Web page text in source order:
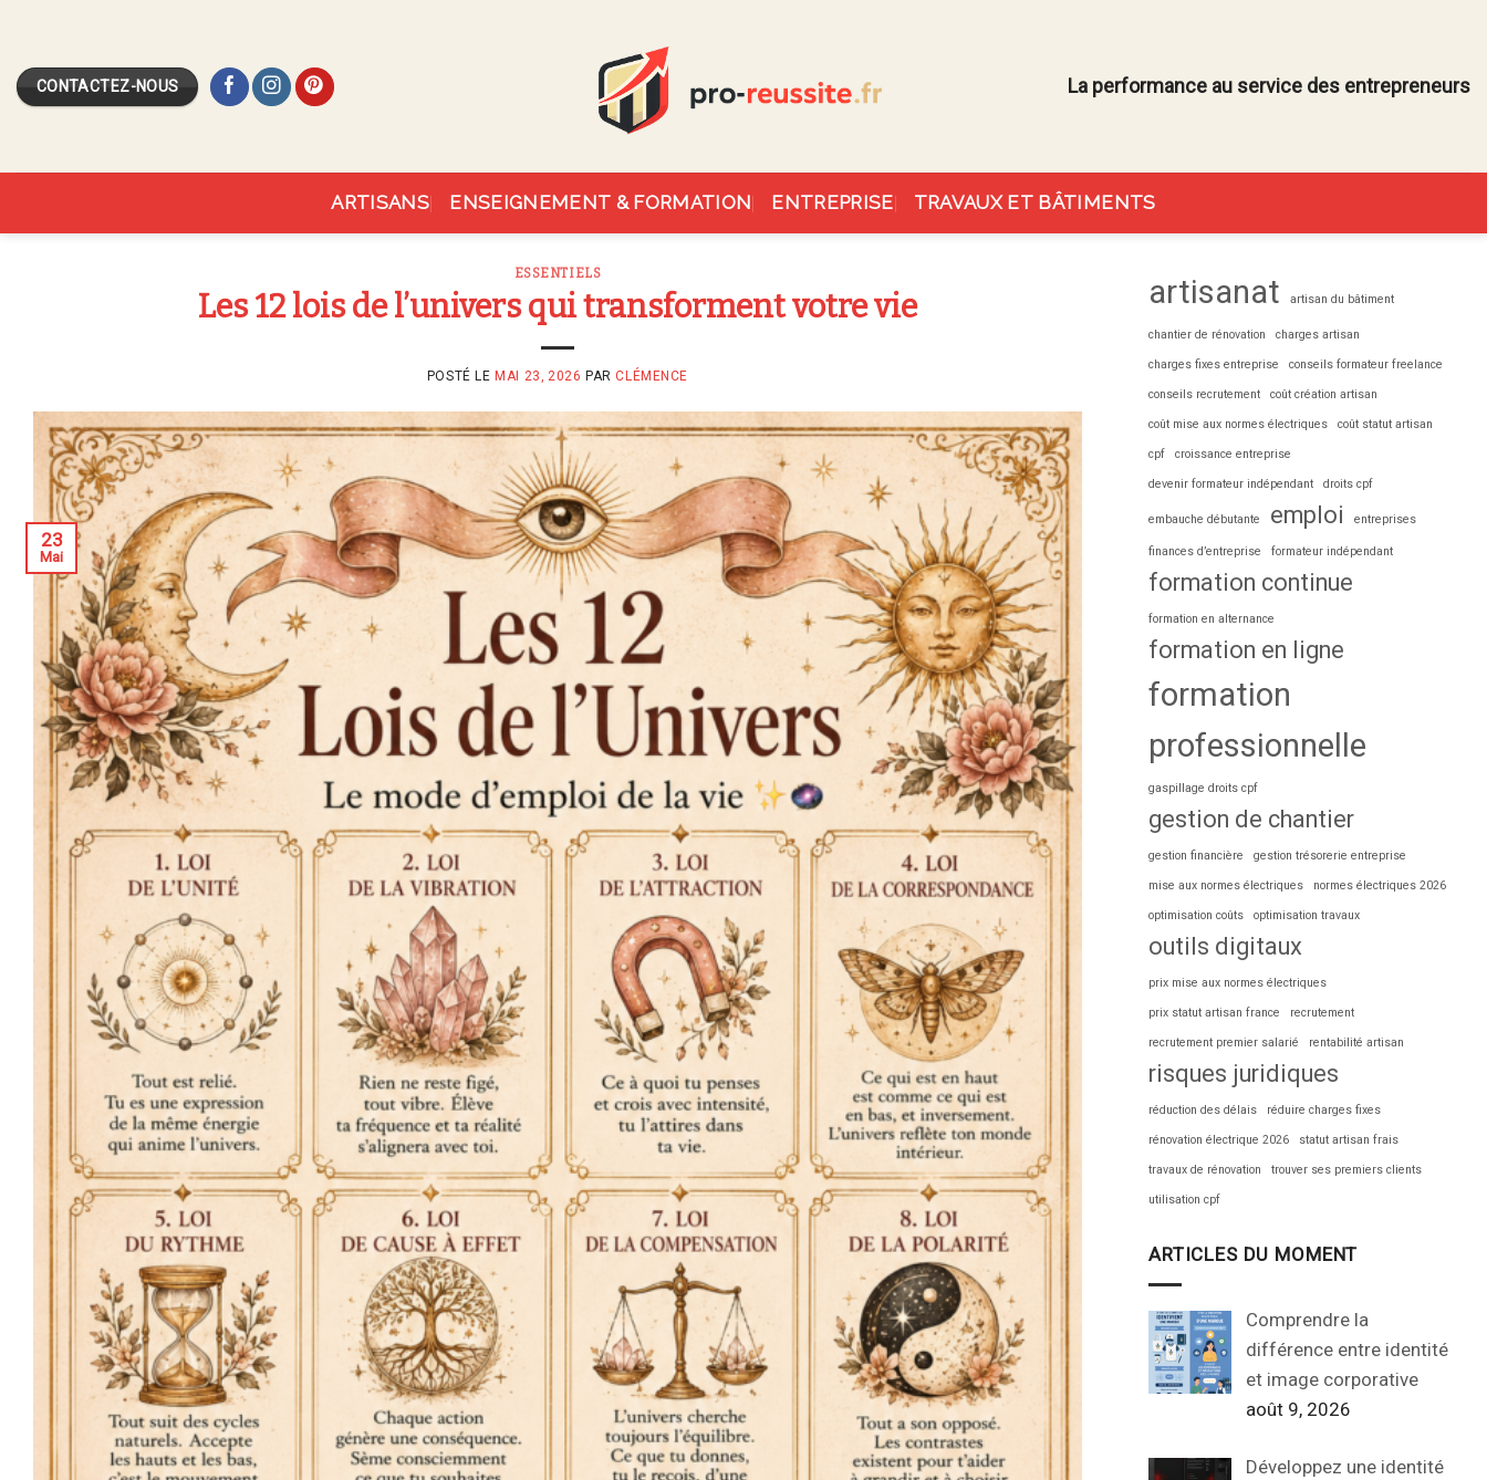
content
CONTACTEZ-NOUS La performance au service des entrepreneurs
ARTISANS ENSEIGNEMENT & FORMATION ENTREPRISE TRAVAUX ET BÂTIMENTS
ESSENTIELS
Les 12 lois de l’univers qui transforment votre vie
POSTÉ LEMAI 23, 2026 PARCLÉMENCE
23
Mai
artisanat artisan du bâtiment
chantier de rénovation charges artisan
charges fixes entreprise conseils formateur freelance
conseils recrutement coût création artisan
coût mise aux normes électriques coût statut artisan
cpf croissance entreprise
devenir formateur indépendant droits cpf
embauche débutante emploi entreprises
finances d’entreprise formateur indépendant
formation continue
formation en alternance
formation en ligne
formation
professionnelle
gaspillage droits cpf
gestion de chantier
gestion financière gestion trésorerie entreprise
mise aux normes électriques normes électriques 2026
optimisation coûts optimisation travaux
outils digitaux
prix mise aux normes électriques
prix statut artisan france recrutement
recrutement premier salarié rentabilité artisan
risques juridiques
réduction des délais réduire charges fixes
rénovation électrique 2026 statut artisan frais
travaux de rénovation trouver ses premiers clients
utilisation cpf
ARTICLES DU MOMENT
Comprendre la
différence entre identité
et image corporative
août 9, 2026
Développez une identité